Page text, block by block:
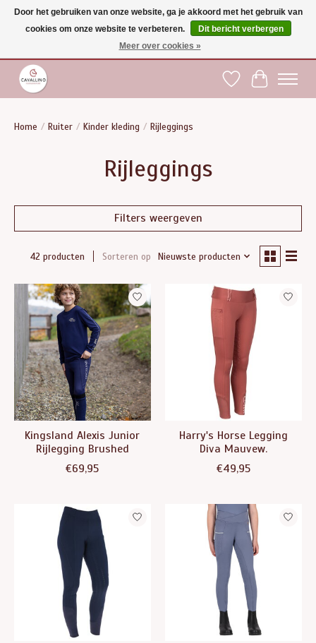
Gratis verzending vanaf €75 binnen BE - vanaf €100 naar EU | Voor 17:00 besteld is
dezelfde dag verzonden | Klantendienst: +32 (0)51 21 27 00 |
Verlanglijst
Home / Ruiter / Kinder kleding / Rijleggings
Rijleggings
Filters weergeven
42 producten Sorteren op Nieuwste producten
Kingsland Alexis Junior
Rijlegging Brushed
€69,95
Harry's Horse Legging
Diva Mauvew.
€49,95
Door het gebruiken van onze website, ga je akkoord met het gebruik van
cookies om onze website te verbeteren.
Dit bericht verbergen
Meer over cookies »